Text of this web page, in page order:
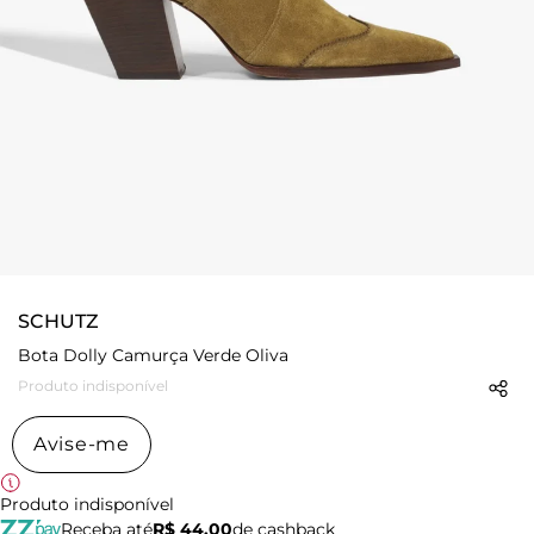
SCHUTZ
Bota Dolly Camurça Verde Oliva
Produto indisponível
Avise-me
Produto indisponível